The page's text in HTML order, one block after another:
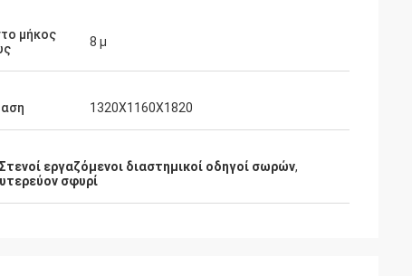
μήκος
8 μ
1320X1160X1820
Στενοί εργαζόμενοι διαστημικοί οδηγοί σωρών,
σφυρί